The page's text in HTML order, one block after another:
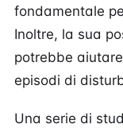
fondamentale
Inoltre, la sua
potrebbe
episodi di
Una serie di